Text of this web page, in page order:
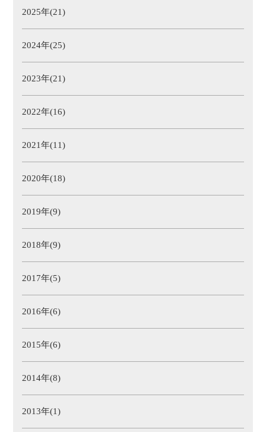
2025年(21)
2024年(25)
2023年(21)
2022年(16)
2021年(11)
2020年(18)
2019年(9)
2018年(9)
2017年(5)
2016年(6)
2015年(6)
2014年(8)
2013年(1)